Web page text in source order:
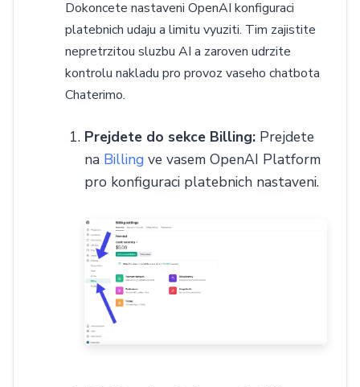
Dokoncete nastaveni OpenAI konfiguraci
platebnich udaju a limitu vyuziti. Tim zajistite
nepretrzitou sluzbu AI a zaroven udrzite
kontrolu nakladu pro provoz vaseho chatbota
Chaterimo.
Prejdete do sekce Billing: Prejdete
na Billing ve vasem OpenAI Platform
pro konfiguraci platebnich nastaveni.